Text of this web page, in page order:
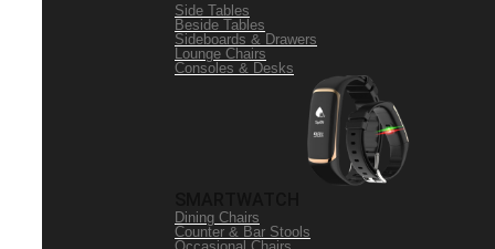
Side Tables
Beside Tables
Sideboards & Drawers
Lounge Chairs
Consoles & Desks
Dining Chairs
Counter & Bar Stools